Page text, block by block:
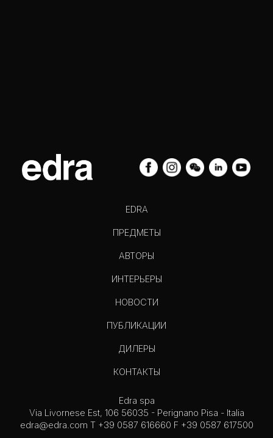
EDRA
ПРЕДМЕТЫ
АВТОРЫ
ИНТЕРЬЕРЫ
НОВОСТИ
ПУБЛИКАЦИИ
ДИЛЕРЫ
КОНТАКТЫ
Edra spa
Via Livornese Est, 106 56035 - Perignano Pisa - Italia
edra@edra.com T +39 0587 616660 F +39 0587 617500